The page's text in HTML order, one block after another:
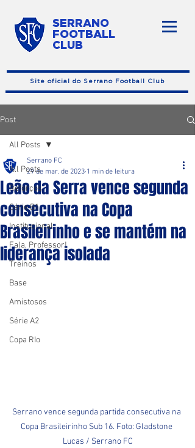
SERRANO
FOOTBALL
CLUB
Site oficial do Serrano Football Club
Post
All Posts
Reforços
Série B1
Institucional
Fala, Professor!
Treinos
Base
Amistosos
Série A2
Copa RIo
All Posts
Leão da Serra vence segunda
consecutiva na Copa
Brasileirinho e se mantém na
liderança isolada
Serrano FC
29 de mar. de 2023 1 min de leitura
Serrano vence segunda partida consecutiva na
Copa Brasileirinho Sub 16. Foto: Gladstone
Lucas / Serrano FC